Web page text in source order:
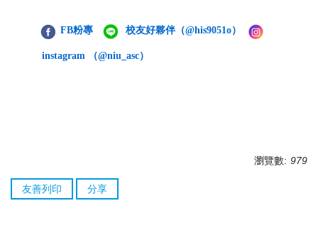
FB粉專 校友好夥伴（@his9051o）
instagram （@niu_asc）
瀏覽數: 979
友善列印 分享